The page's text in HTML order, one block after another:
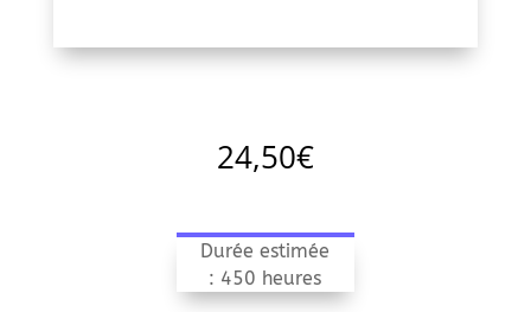
24,50€
Durée estimée
: 450 heures